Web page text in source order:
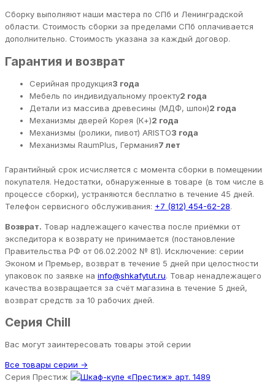
Сборку выполняют наши мастера по СПб и Ленинградской
области. Стоимость сборки за пределами СПб оплачивается
дополнительно. Стоимость указана за каждый договор.
Гарантия и возврат
Серийная продукция3 года
Мебель по индивидуальному проекту2 года
Детали из массива древесины (МДФ, шпон)2 года
Механизмы дверей Корея (К+)2 года
Механизмы (ролики, пивот) ARISTO3 года
Механизмы RaumPlus, Германия7 лет
Гарантийный срок исчисляется с момента сборки в помещении
покупателя. Недостатки, обнаруженные в товаре (в том числе в
процессе сборки), устраняются бесплатно в течение 45 дней.
Телефон сервисного обслуживания: +7 (812) 454-62-28.
Возврат. Товар надлежащего качества после приёмки от
экспедитора к возврату не принимается (постановление
Правительства РФ от 06.02.2002 № 81). Исключение: серии
Эконом и Премьер, возврат в течение 5 дней при целостности
упаковок по заявке на info@shkafytut.ru. Товар ненадлежащего
качества возвращается за счёт магазина в течение 5 дней,
возврат средств за 10 рабочих дней.
Серия Chill
Вас могут заинтересовать товары этой серии
Все товары серии →
Серия Престиж